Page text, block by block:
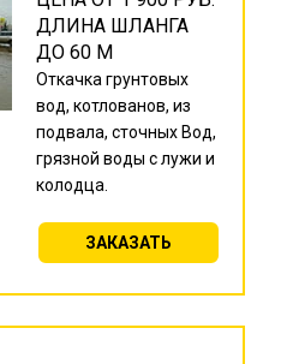
ДЛИНА ШЛАНГА
ДО 60 М
Откачка грунтовых
вод, котлованов, из
подвала, сточных Вод,
грязной воды с лужи и
колодца.
ЗАКАЗАТЬ